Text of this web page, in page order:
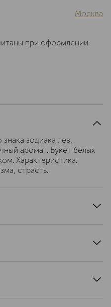
Москва
при оформлении
зодиака лев.
аромат. Букет белых
Характеристика:
страсть.
тубероза, иланг-иланг